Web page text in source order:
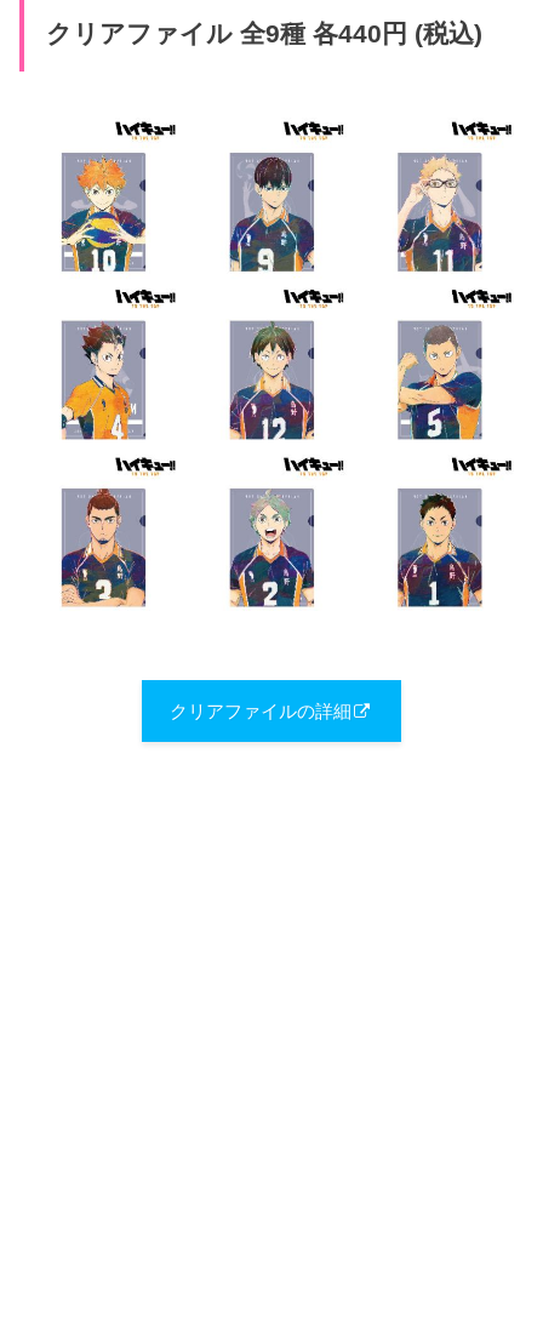
クリアファイル 全9種 各440円 (税込)
クリアファイルの詳細